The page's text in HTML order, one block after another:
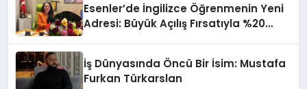
Esenler’de İngilizce Öğrenmenin Yeni
Adresi: Büyük Açılış Fırsatıyla %20
İş Dünyasında Öncü Bir İsim: Mustafa
Furkan Türkarslan